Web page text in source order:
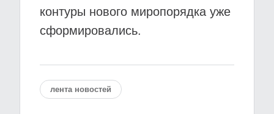
контуры нового миропорядка уже
сформировались.
лента новостей